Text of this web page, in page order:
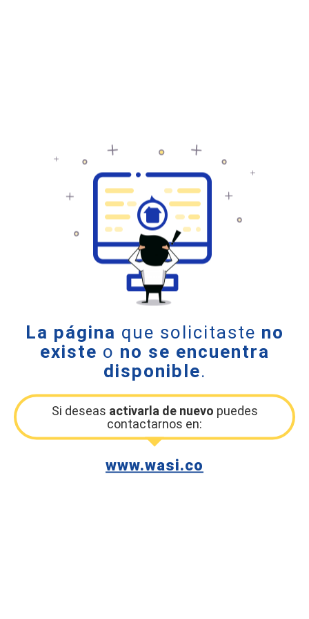
La página que solicitaste no
existe o no se encuentra
disponible.
Si deseas activarla de nuevo puedes
contactarnos en:
www.wasi.co